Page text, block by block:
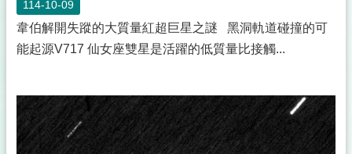
114-10-09
韋伯解開失蹤的大質量紅超巨星之謎 黑洞軌道碰撞的可
能起源V717 仙女座雙星是活躍的低質量比接觸...